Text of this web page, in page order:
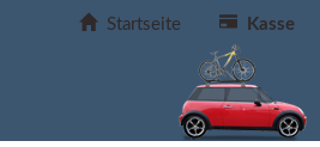
Startseite Kasse